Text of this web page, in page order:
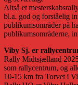
Altså et
bl.a. god og forståelig
publikumsområder på
publikumsområderne,
Viby Sj. er
Rally Midtsjælland
som rallycentrum, og
10-15 km fra Torvet i